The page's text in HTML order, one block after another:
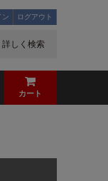
ン ログアウト
詳しく検索
カート